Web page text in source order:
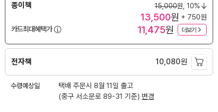
종이책 15,000원, 10%
13,500원 + 750원
카드최대혜택가
11,475원 더보기
전자책 10,080원
수령예상일
택배 주문시 8월 11일 출고
(중구 서소문로 89-31 기준) 변경